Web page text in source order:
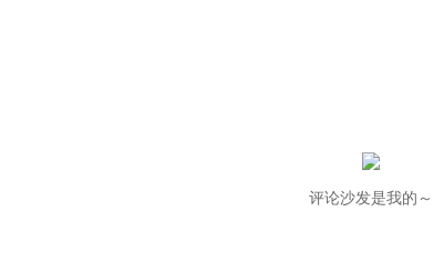
评论沙发是我的～